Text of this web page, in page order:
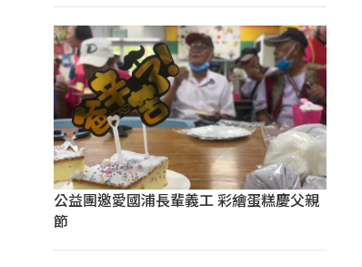
公益團邀愛國浦長輩義工 彩繪蛋糕慶父親
節